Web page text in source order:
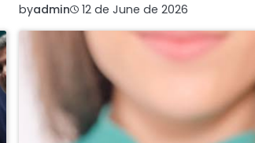
byadmin 12 de June de 2026